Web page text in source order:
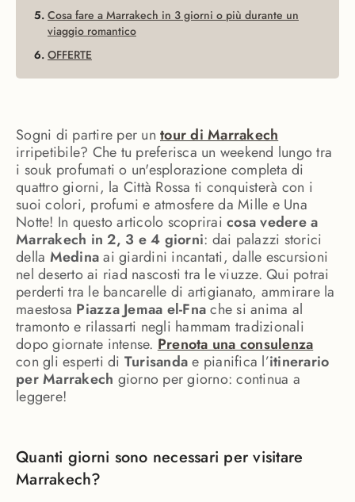
Cosa fare a Marrakech in 3 giorni o più durante un
viaggio romantico
OFFERTE
Sogni di partire per un tour di Marrakech
irripetibile? Che tu preferisca un weekend lungo tra
i souk profumati o un'esplorazione completa di
quattro giorni, la Città Rossa ti conquisterà con i
suoi colori, profumi e atmosfere da Mille e Una
Notte! In questo articolo scoprirai cosa vedere a
Marrakech in 2, 3 e 4 giorni: dai palazzi storici
della Medinaai giardini incantati, dalle escursioni
nel deserto ai riad nascosti tra le viuzze. Qui potrai
perderti tra le bancarelle di artigianato, ammirare la
maestosa Piazza Jemaa el-Fnache si anima al
tramonto e rilassarti negli hammam tradizionali
dopo giornate intense. Prenota una consulenza
con gli esperti di Turisandae pianifica l’itinerario
per Marrakech giorno per giorno: continua a
leggere!
Quanti giorni sono necessari per visitare
Marrakech?